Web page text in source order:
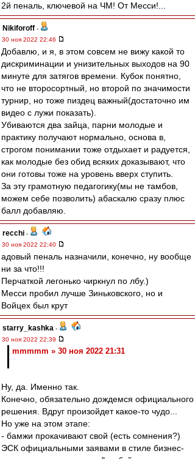
2й пеналь, ключевой на ЧМ! От Месси!...
Nikiforoff -
30 ноя 2022 22:46
Добавлю, и я, в этом совсем не вижу какой то
дискриминации и унизительных выходов на 90
минуте для затягов времени. Кубок понятно,
что не второсортный, но второй по значимости
турнир, но тоже пиздец важный(достаточно им
видео с лужи показать).
Убиваются два зайца, парни молодые и
практику получают нормально, основа в,
строгом понимании тоже отдыхает и радуется,
как молодые без обид всяких доказывают, что
они готовы тоже на уровень вверх ступить.
За эту грамотную педагогику(мы не тамбов,
можем себе позволить) абаскалю сразу плюс
балл добавляю.
recchi -
30 ноя 2022 22:40
адовый пеналь назначили, конечно, ну вообще
ни за что!!!
Перчаткой легонько чиркнул по лбу.)
Месси пробил лучше Зиньковского, но и
Войцех был крут
starry_kashka -
30 ноя 2022 22:39
mmmmm » 30 ноя 2022 21:31
Ну, да. Именно так.
Конечно, обязательно дождемся официального
решения. Вдруг произойдет какое-то чудо...
Но уже на этом этапе:
- бамжи прокачивают свой (есть сомнения?)
ЭСК официальными заявами в стиле бизнес-